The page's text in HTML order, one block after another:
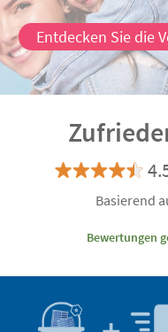
Entdecken Sie die
Basierend
Bewertungen